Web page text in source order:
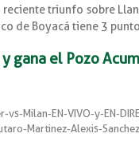
triunfo sobre
de Boyacá tiene 3
gana el Pozo
EN-VIVO-y-EN-
Martinez-Alexis-